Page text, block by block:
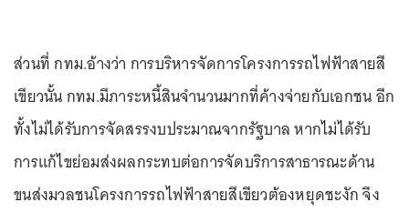
ส่วนที่ กทม.อ้างว่า การบริหารจัดการโครงการรถไฟฟ้าสายสี
เขียวนั้น กทม.มีภาระหนี้สินจำนวนมากที่ค้างจ่ายกับเอกชน อีก
ทั้งไม่ได้รับการจัดสรรงบประมาณจากรัฐบาล หากไม่ได้รับ
การแก้ไขย่อมส่งผลกระทบต่อการจัดบริการสาธารณะด้าน
ขนส่งมวลชนโครงการรถไฟฟ้าสายสีเขียวต้องหยุดชะงัก จึง